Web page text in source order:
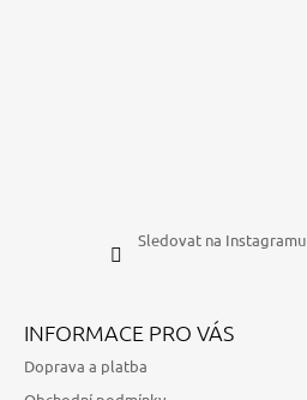
Sledovat na Instagramu
INFORMACE PRO VÁS
Doprava a platba